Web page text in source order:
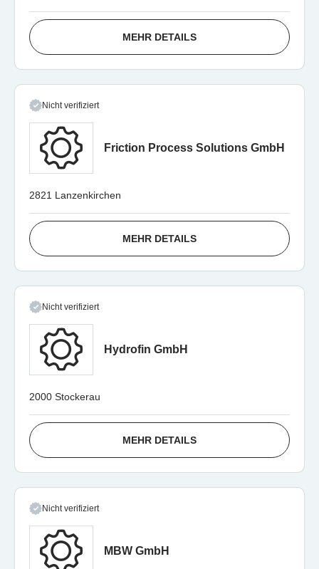
MEHR DETAILS
Nicht verifiziert
Friction Process Solutions GmbH
2821 Lanzenkirchen
MEHR DETAILS
Nicht verifiziert
Hydrofin GmbH
2000 Stockerau
MEHR DETAILS
Nicht verifiziert
MBW GmbH